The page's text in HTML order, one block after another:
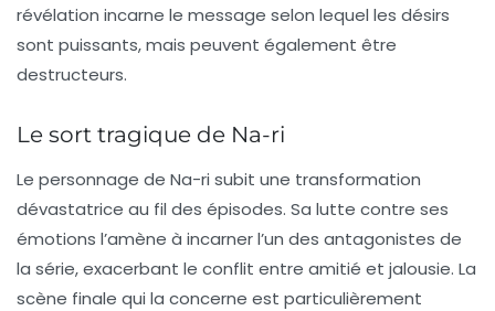
révélation incarne le message selon lequel les désirs
sont puissants, mais peuvent également être
destructeurs.
Le sort tragique de Na-ri
Le personnage de Na-ri subit une transformation
dévastatrice au fil des épisodes. Sa lutte contre ses
émotions l’amène à incarner l’un des antagonistes de
la série, exacerbant le conflit entre amitié et jalousie. La
scène finale qui la concerne est particulièrement